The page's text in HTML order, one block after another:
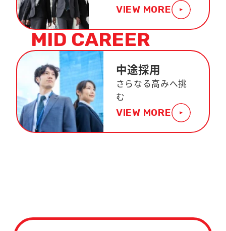
VIEW MORE
MID CAREER
中途採用
さらなる高みへ挑
む
VIEW MORE